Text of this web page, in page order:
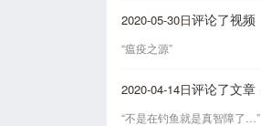
2020-05-30日评论了视频
“瘟疫之源”
2020-04-14日评论了文章
“不是在钓鱼就是真智障了…”